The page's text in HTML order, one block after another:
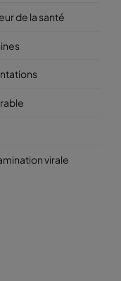
de la santé
virale